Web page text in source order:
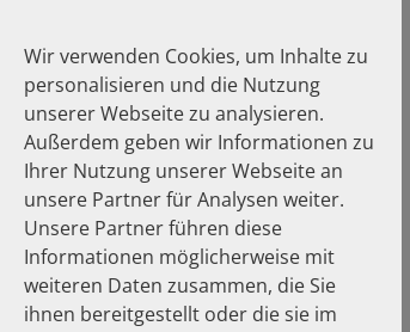
Publikationen
Wir verwenden Cookies, um Inhalte zu
personalisieren und die Nutzung
unserer Webseite zu analysieren.
Außerdem geben wir Informationen zu
Ihrer Nutzung unserer Webseite an
unsere Partner für Analysen weiter.
Unsere Partner führen diese
Informationen möglicherweise mit
weiteren Daten zusammen, die Sie
ihnen bereitgestellt oder die sie im